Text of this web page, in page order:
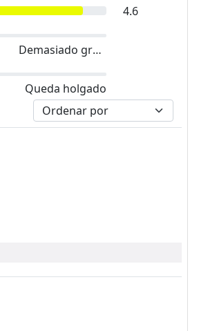
4.6
Demasiado grande
Queda holgado